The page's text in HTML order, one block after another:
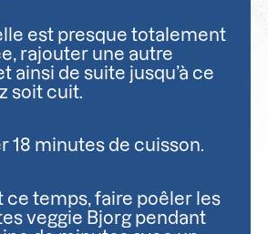
est presque totalement
rajouter une autre
ainsi de suite jusqu’à ce
soit cuit.
18 minutes de cuisson.
ce temps, faire poêler les
veggie Bjorg pendant